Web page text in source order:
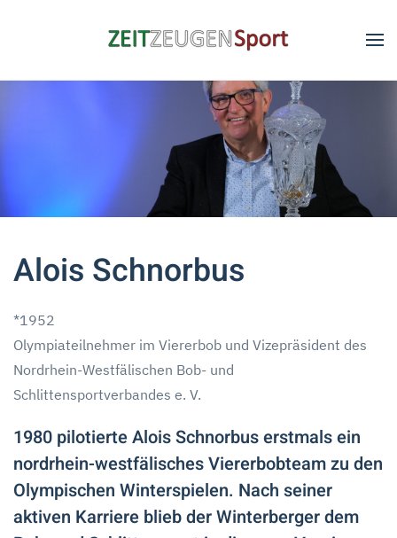
Skip to main content
Alois Schnorbus
*1952
Olympiateilnehmer im Viererbob und Vizepräsident des
Nordrhein-Westfälischen Bob- und
Schlittensportverbandes e. V.
1980 pilotierte Alois Schnorbus erstmals ein
nordrhein-westfälisches Viererbobteam zu den
Olympischen Winterspielen. Nach seiner
aktiven Karriere blieb der Winterberger dem